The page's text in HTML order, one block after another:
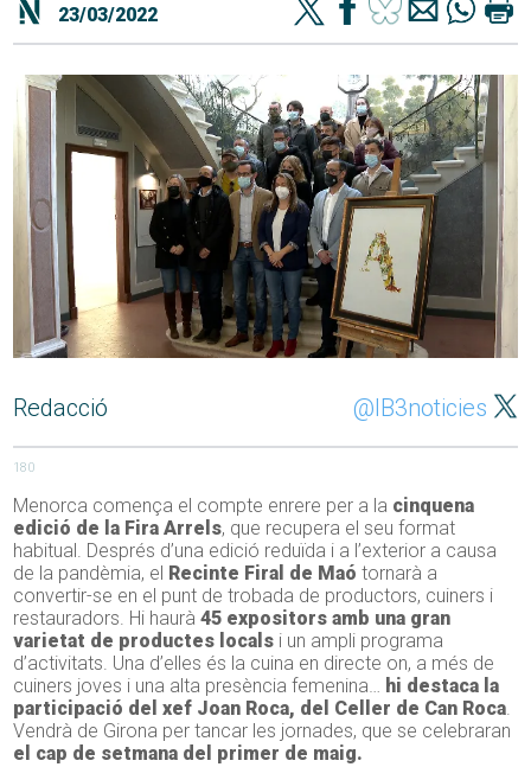
23/03/2022
Redacció @IB3noticies
180
Menorca comença el compte enrere per a la cinquena
edició de la Fira Arrels, que recupera el seu format
habitual. Després d’una edició reduïda i a l’exterior a causa
de la pandèmia, el Recinte Firal de Maó tornarà a
convertir-se en el punt de trobada de productors, cuiners i
restauradors. Hi haurà45 expositors amb una gran
varietat de productes locals i un ampli programa
d’activitats. Una d’elles és la cuina en directe on, a més de
cuiners joves i una alta presència femenina… hi destaca la
participació del xef Joan Roca, del Celler de Can Roca.
Vendrà de Girona per tancar les jornades, que se celebraran
el cap de setmana del primer de maig.